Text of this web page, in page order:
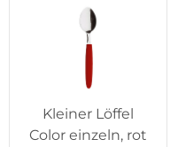
Kleiner Löffel
Color einzeln, rot